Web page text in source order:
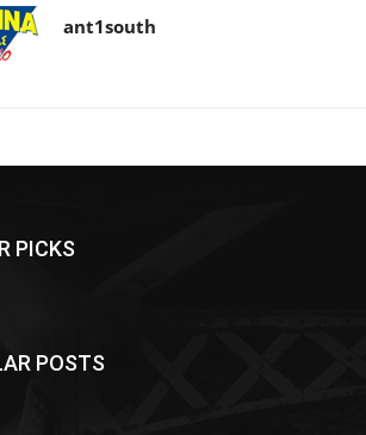
ant1south
PICKS
POSTS